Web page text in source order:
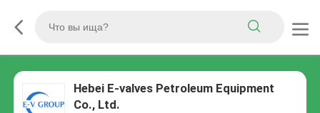
Hebei E-valves Petroleum Equipment
Co., Ltd.